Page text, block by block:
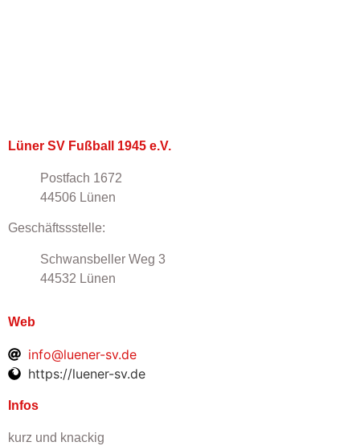
Lüner SV Fußball 1945 e.V.
Postfach 1672
44506 Lünen
Geschäftssstelle:
Schwansbeller Weg 3
44532 Lünen
Web
info@luener-sv.de
https://luener-sv.de
Infos
kurz und knackig